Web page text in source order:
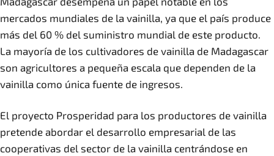
mercados mundiales de la vainilla, ya que el país produce
más del 60 % del suministro mundial de este producto.
La mayoría de los cultivadores de vainilla de Madagascar
son agricultores a pequeña escala que dependen de la
vainilla como única fuente de ingresos.
El proyecto Prosperidad para los productores de vainilla
pretende abordar el desarrollo empresarial de las
cooperativas del sector de la vainilla centrándose en